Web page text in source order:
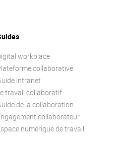
workplace
collaborative
intranet
travail collaboratif
de la collaboration
collaborateur
numérique de travail